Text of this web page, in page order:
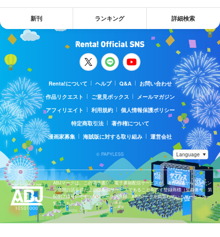
新刊 ランキング 詳細検索
Renta!について ヘルプ Q&A
お問い合わせ
作品リクエスト
ご意見ボックス
メールマガジン
アフィリエイト
利用規約
個人情報保護ポリシー
特定商取引法
著作権について
漫画家募集
海賊版に対する取り組み 運営会社
© PAPYLESS
ABJマークは、この電子書店・電子書籍配信サービスが、著作権者からコンテン
ツ使用許諾を得た正規版配信サービスであることを示す登録商標（登録番号 第
6091713号）です。ABJマークの詳細、ABJマークを掲示しているサービスの一
覧はこちら。
https://aebs.or.jp